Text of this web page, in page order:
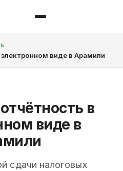
виде в Арамили
в
виде в
сдачи налоговых